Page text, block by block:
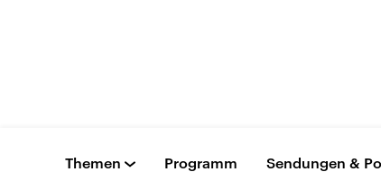
Themen Programm Sendungen &